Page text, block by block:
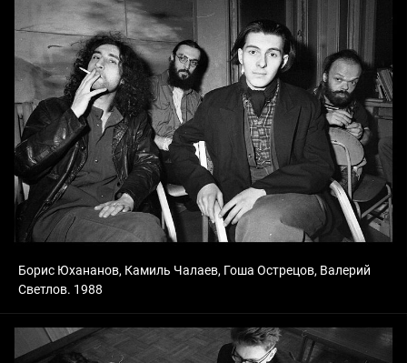
Борис Юхананов, Камиль Чалаев, Гоша Острецов, Валерий
Светлов. 1988